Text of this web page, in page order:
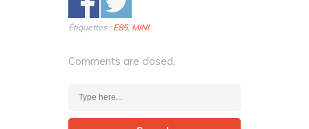
Étiquettes : E85, MINI
Comments are closed.